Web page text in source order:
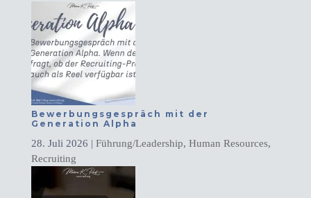
Bewerbungsgespräch mit der
Generation Alpha
28. Juli 2026 | Führung/Leadership, Human Resources,
Recruiting